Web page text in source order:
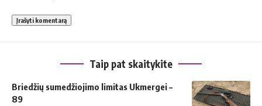
Taip pat skaitykite
Briedžių sumedžiojimo limitas Ukmergei –
89